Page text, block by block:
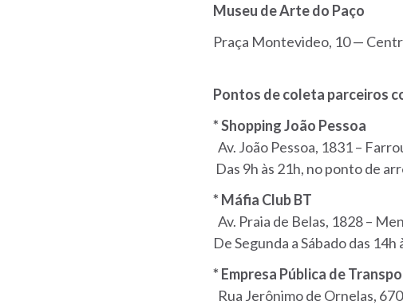
Museu de Arte do Paço
Praça Montevideo, 10 —
Pontos de coleta parceiros
* Shopping João Pessoa
Av. João Pessoa, 1831 –
Das 9h às 21h, no ponto de
* Máfia Club BT
Av. Praia de Belas, 1828 –
De Segunda a Sábado das 14h
* Empresa Pública de
Rua Jerônimo de Ornelas,